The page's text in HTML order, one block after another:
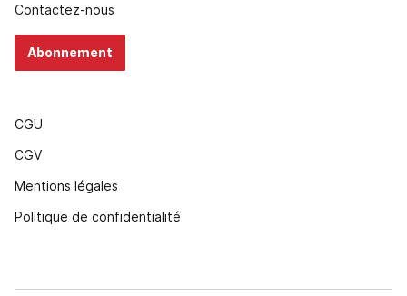
Contactez-nous
Abonnement
CGU
CGV
Mentions légales
Politique de confidentialité